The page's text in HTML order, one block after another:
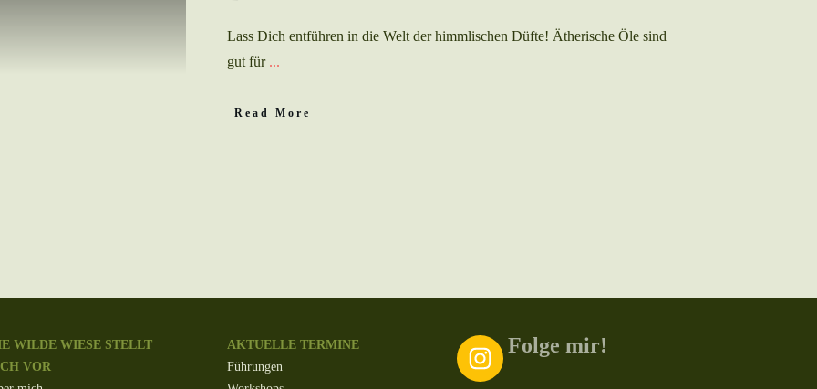
Lass Dich entführen in die Welt der himmlischen Düfte! Ätherische Öle sind
gut für ...
Read More
WILDE WIESE STELLT
VOR
AKTUELLE TERMINE
Führungen
Folge mir!